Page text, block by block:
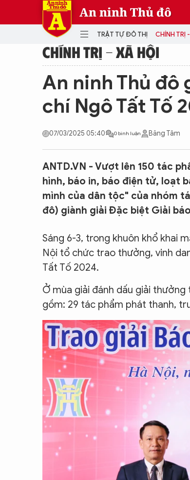
An ninh Thủ đô
TRẬT TỰ ĐÔ THỊ CHÍNH TRỊ
TRẬT TỰ ĐÔ THỊ
THẾ GIỚI
THÀNH PHỐ THÔNG MINH
THỂ THAO
KINH DOANH
CHÍNH TRỊ - XÃ HỘI
An ninh Thủ đô
chí Ngô Tất Tố
07/03/2025 05:40 0 bình luận Băng Tâm
ANTD.VN - Vượt lên 150 tác
hình, báo in, báo điện tử, loạt
mình của dân tộc" của nhóm
đô) giành giải Đặc biệt Giải
Sáng 6-3, trong khuôn khổ khai
Nội tổ chức trao thưởng, vinh
Tất Tố 2024.
Ở mùa giải đánh dấu giải
gồm: 29 tác phẩm phát thanh,